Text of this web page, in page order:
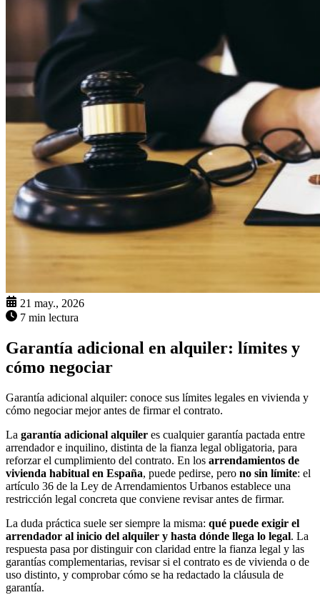
21 may., 2026
7 min lectura
Garantía adicional en alquiler: límites y
cómo negociar
Garantía adicional alquiler: conoce sus límites legales en vivienda y
cómo negociar mejor antes de firmar el contrato.
La garantía adicional alquiler es cualquier garantía pactada entre
arrendador e inquilino, distinta de la fianza legal obligatoria, para
reforzar el cumplimiento del contrato. En los arrendamientos de
vivienda habitual en España, puede pedirse, pero no sin límite: el
artículo 36 de la Ley de Arrendamientos Urbanos establece una
restricción legal concreta que conviene revisar antes de firmar.
La duda práctica suele ser siempre la misma: qué puede exigir el
arrendador al inicio del alquiler y hasta dónde llega lo legal. La
respuesta pasa por distinguir con claridad entre la fianza legal y las
garantías complementarias, revisar si el contrato es de vivienda o de
uso distinto, y comprobar cómo se ha redactado la cláusula de
garantía.